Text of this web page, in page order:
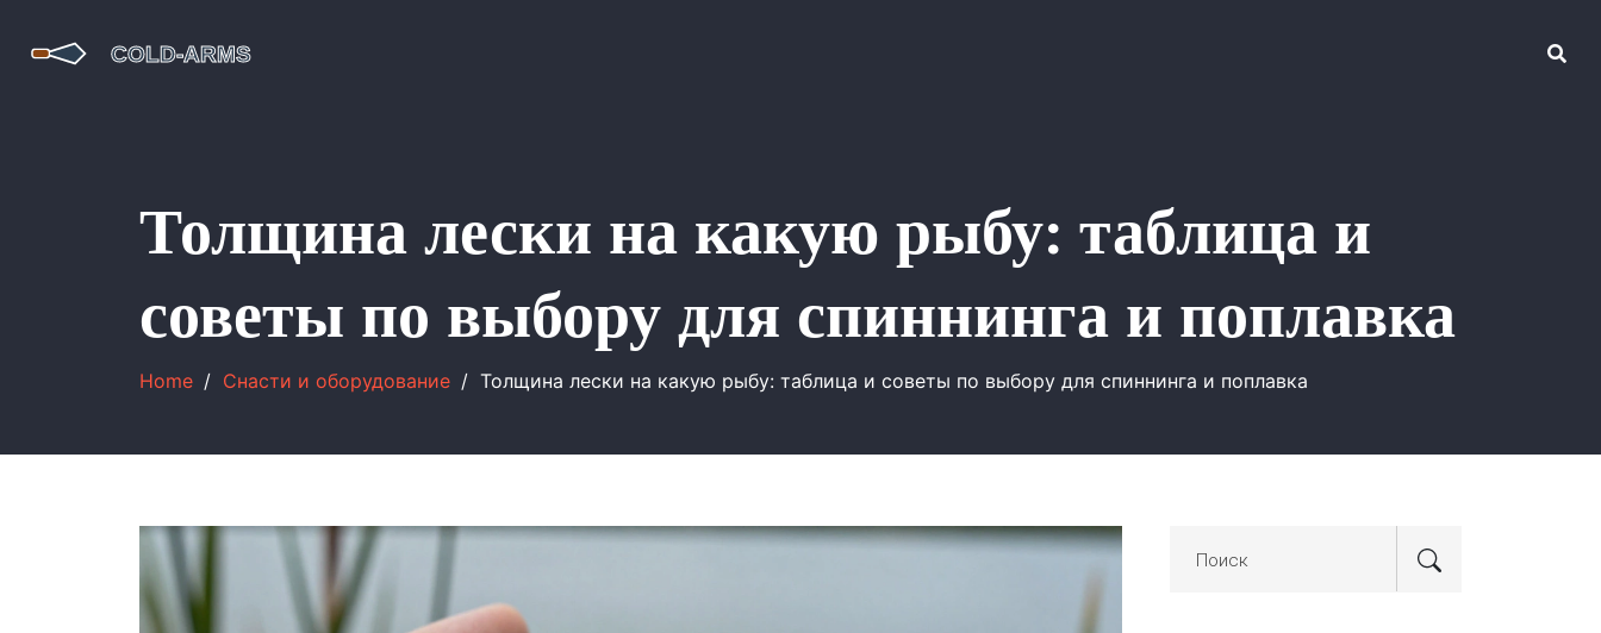
Толщина лески на какую рыбу: таблица и
советы по выбору для спиннинга и поплавка
Home Снасти и оборудование Толщина лески на какую рыбу: таблица и советы по выбору для спиннинга и поплавка